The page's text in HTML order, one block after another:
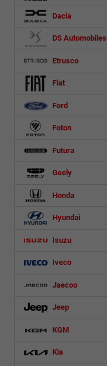
Dacia
DS Automobiles
Etrusco
Fiat
Ford
Foton
Futura
Geely
Honda
Hyundai
Isuzu
Iveco
Jaecoo
Jeep
KGM
Kia